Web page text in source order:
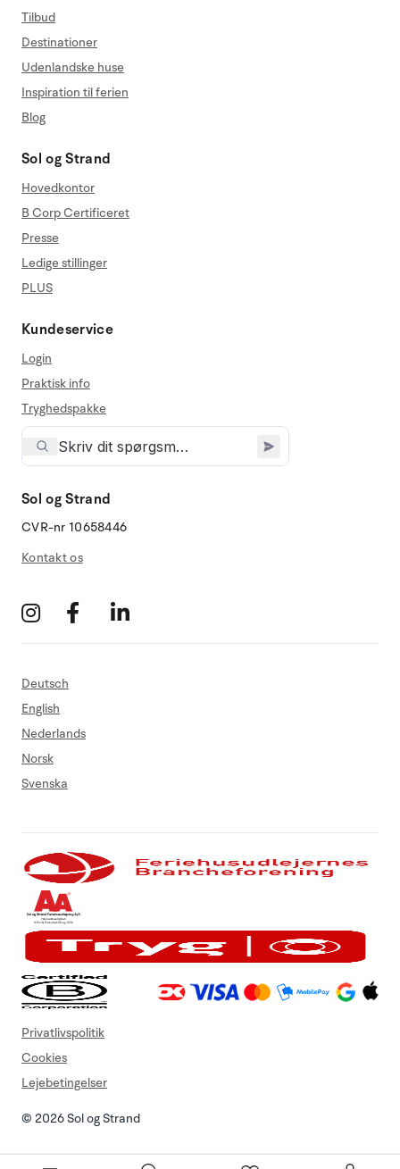
Tilbud
Destinationer
Udenlandske huse
Inspiration til ferien
Blog
Sol og Strand
Hovedkontor
B Corp Certificeret
Presse
Ledige stillinger
PLUS
Kundeservice
Login
Praktisk info
Tryghedspakke
Sol og Strand
CVR-nr 10658446
Kontakt os
Deutsch
English
Nederlands
Norsk
Svenska
© 2026 Sol og Strand
Privatlivspolitik
Cookies
Lejebetingelser